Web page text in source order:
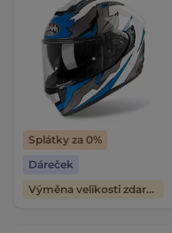
Splátky za 0%
Dáreček
Výměna velikosti zdarma